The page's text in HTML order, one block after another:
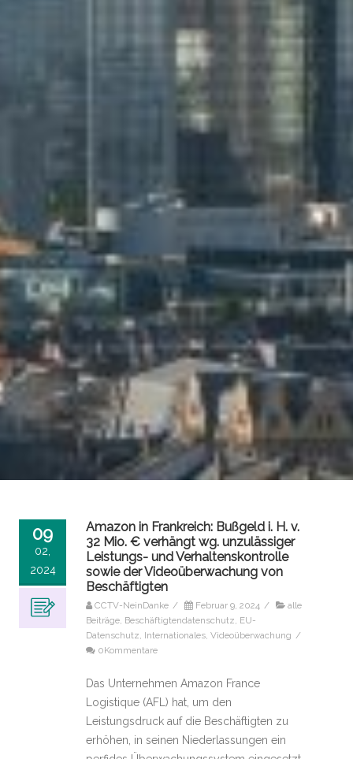
09
02,
2024
Amazon in Frankreich: Bußgeld i. H. v.
32 Mio. € verhängt wg. unzulässiger
Leistungs- und Verhaltenskontrolle
sowie der Videoüberwachung von
Beschäftigten
CCTV-NeinDanke / Februar 9, 2024 /
alle
Beiträge Beschäftigtendatenschutz EU-
Datenschutz Internationales Videoüberwachung /
0Kommentare
Das Unternehmen Amazon France
Logistique (AFL) hat, um den
Leistungsdruck auf die Beschäftigten zu
erhöhen, in seinen Niederlassungen ein